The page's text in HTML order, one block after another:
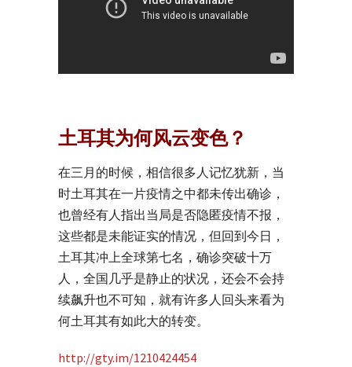
土耳其为何风云变色？
在三月的时候，相信很多人记忆犹新，当
时土耳其在一片疫情之中都未传出确诊，
也曾经有人指出当局是否隐匿疫情不报，
这些都是未能证实的情况，但回到今日，
土耳其冲上全球第七名，确诊突破十万
人，全国几乎是静止的状况，还会不会持
续飙升也不可知，就有许多人回头来看为
何土耳其有如此大的转变。
http://gty.im/1210424454